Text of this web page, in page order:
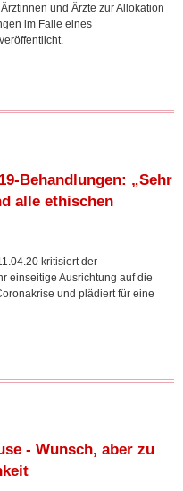
und Ärzte zur Allokation
im Falle eines
Behandlungen: „Sehr
alle ethischen
kritisiert der
einseitige Ausrichtung auf die
und plädiert für eine
- Wunsch, aber zu